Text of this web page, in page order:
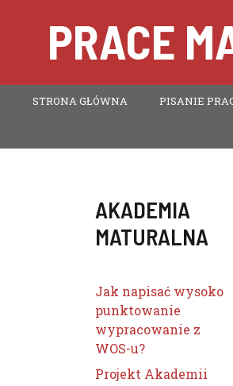
PRACE
STRONA GŁÓWNA PISANIE
AKADEMIA
MATURALNA
Jak napisać wysoko
punktowanie
wypracowanie z
WOS-u?
Projekt Akademii